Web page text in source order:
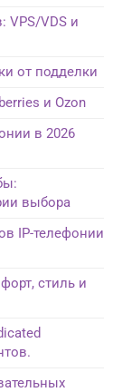
VPS/VDS и
от подделки
и Ozon
в 2026
выбора
IP-телефонии
стиль и